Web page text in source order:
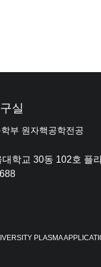
실
부 원자핵공학전공
학교 30동 102호 플
PLASMA